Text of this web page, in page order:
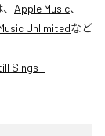
Apple Music、
Unlimitedなど
Sings -